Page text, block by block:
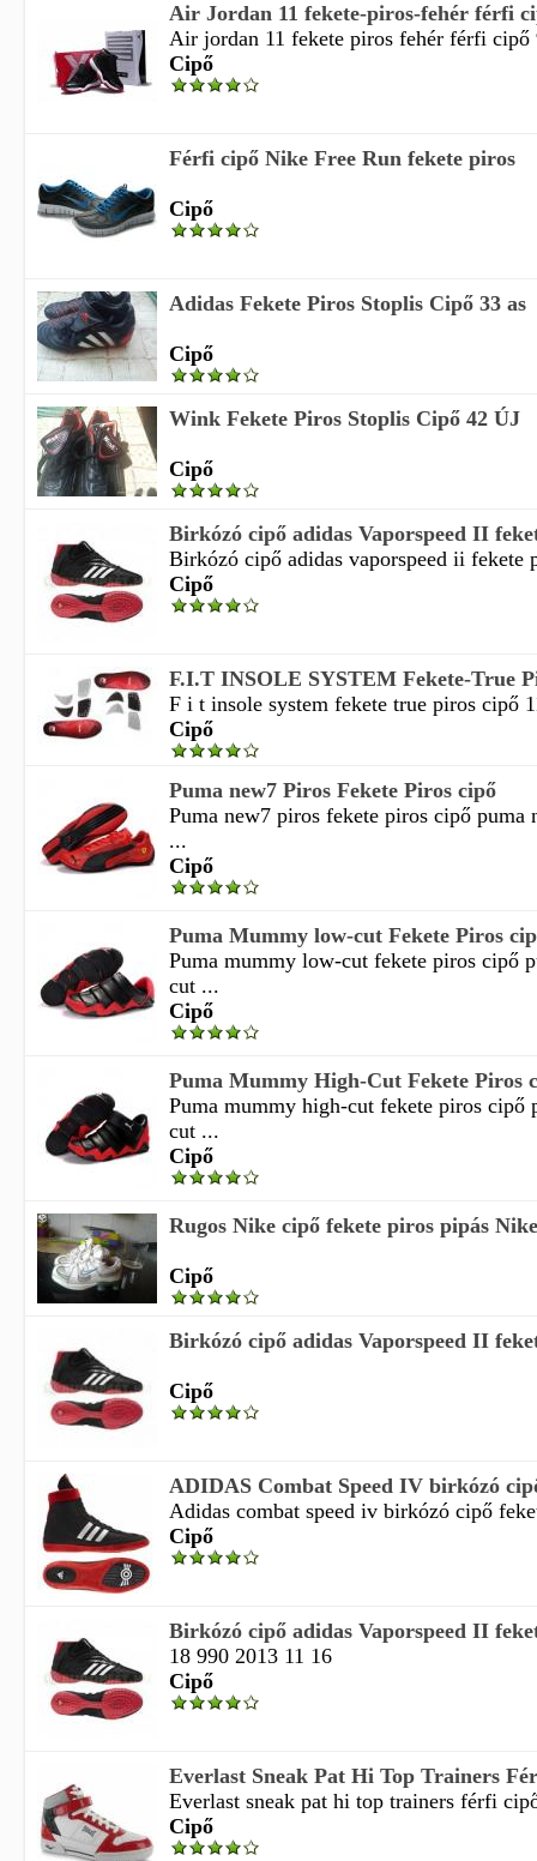
Air Jordan 11 fekete-piros-fehér férfi
Air jordan 11 fekete piros fehér férfi cipő
Cipő
Férfi cipő Nike Free Run fekete piros
Cipő
Adidas Fekete Piros Stoplis Cipő 33 as
Cipő
Wink Fekete Piros Stoplis Cipő 42 ÚJ
Cipő
Birkózó cipő adidas Vaporspeed II
Birkózó cipő adidas vaporspeed ii fekete
Cipő
F.I.T INSOLE SYSTEM Fekete-True
F i t insole system fekete true piros cipő
Cipő
Puma new7 Piros Fekete Piros cipő
Puma new7 piros fekete piros cipő puma
...
Cipő
Puma Mummy low-cut Fekete Piros
Puma mummy low-cut fekete piros cipő
cut ...
Cipő
Puma Mummy High-Cut Fekete Piros
Puma mummy high-cut fekete piros cipő
cut ...
Cipő
Rugos Nike cipő fekete piros pipás
Cipő
Birkózó cipő adidas Vaporspeed II
Cipő
ADIDAS Combat Speed IV birkózó
Adidas combat speed iv birkózó cipő
Cipő
Birkózó cipő adidas Vaporspeed II
18 990 2013 11 16
Cipő
Everlast Sneak Pat Hi Top Trainers
Everlast sneak pat hi top trainers férfi
Cipő